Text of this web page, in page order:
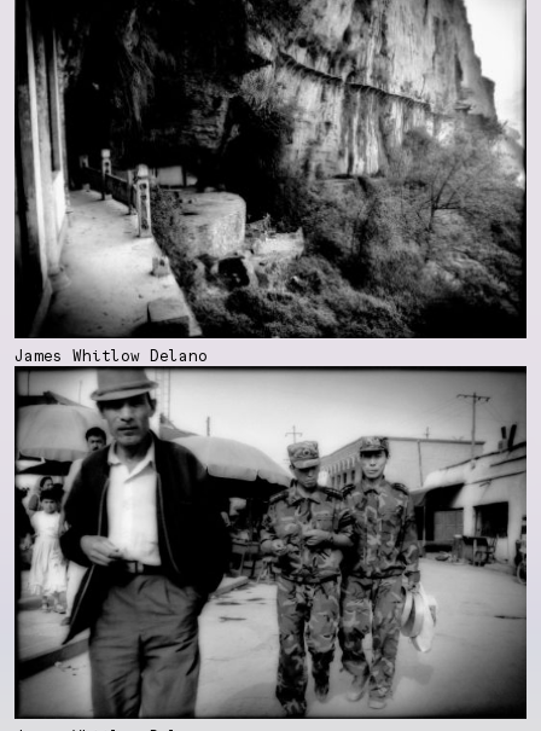
James Whitlow Delano